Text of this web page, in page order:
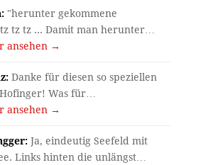
"herunter gekommene
tz tz ... Damit man herunter…
ansehen →
Danke für diesen so speziellen
Was für…
ansehen →
Ja, eindeutig Seefeld mit
Links hinten die unlängst…